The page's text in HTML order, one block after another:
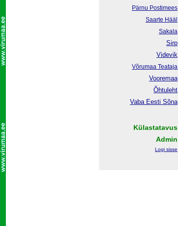
Pärnu Postimees
Saarte Hääl
Sakala
Sirp
Videvik
Võrumaa Teataja
Vooremaa
Õhtuleht
Vaba Eesti Sõna
Külastatavus
Admin
Logi sisse